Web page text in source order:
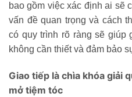
bao gồm việc xác định ai sẽ
vấn đề quan trọng và cách
có quy trình rõ ràng sẽ giúp
không cần thiết và đảm bảo
Giao tiếp là chìa khóa giải
mở tiệm tóc